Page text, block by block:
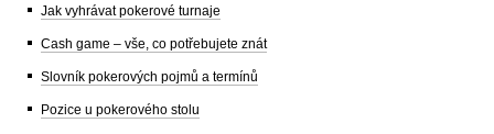
Jak vyhrávat pokerové turnaje
Cash game – vše, co potřebujete znát
Slovník pokerových pojmů a termínů
Pozice u pokerového stolu